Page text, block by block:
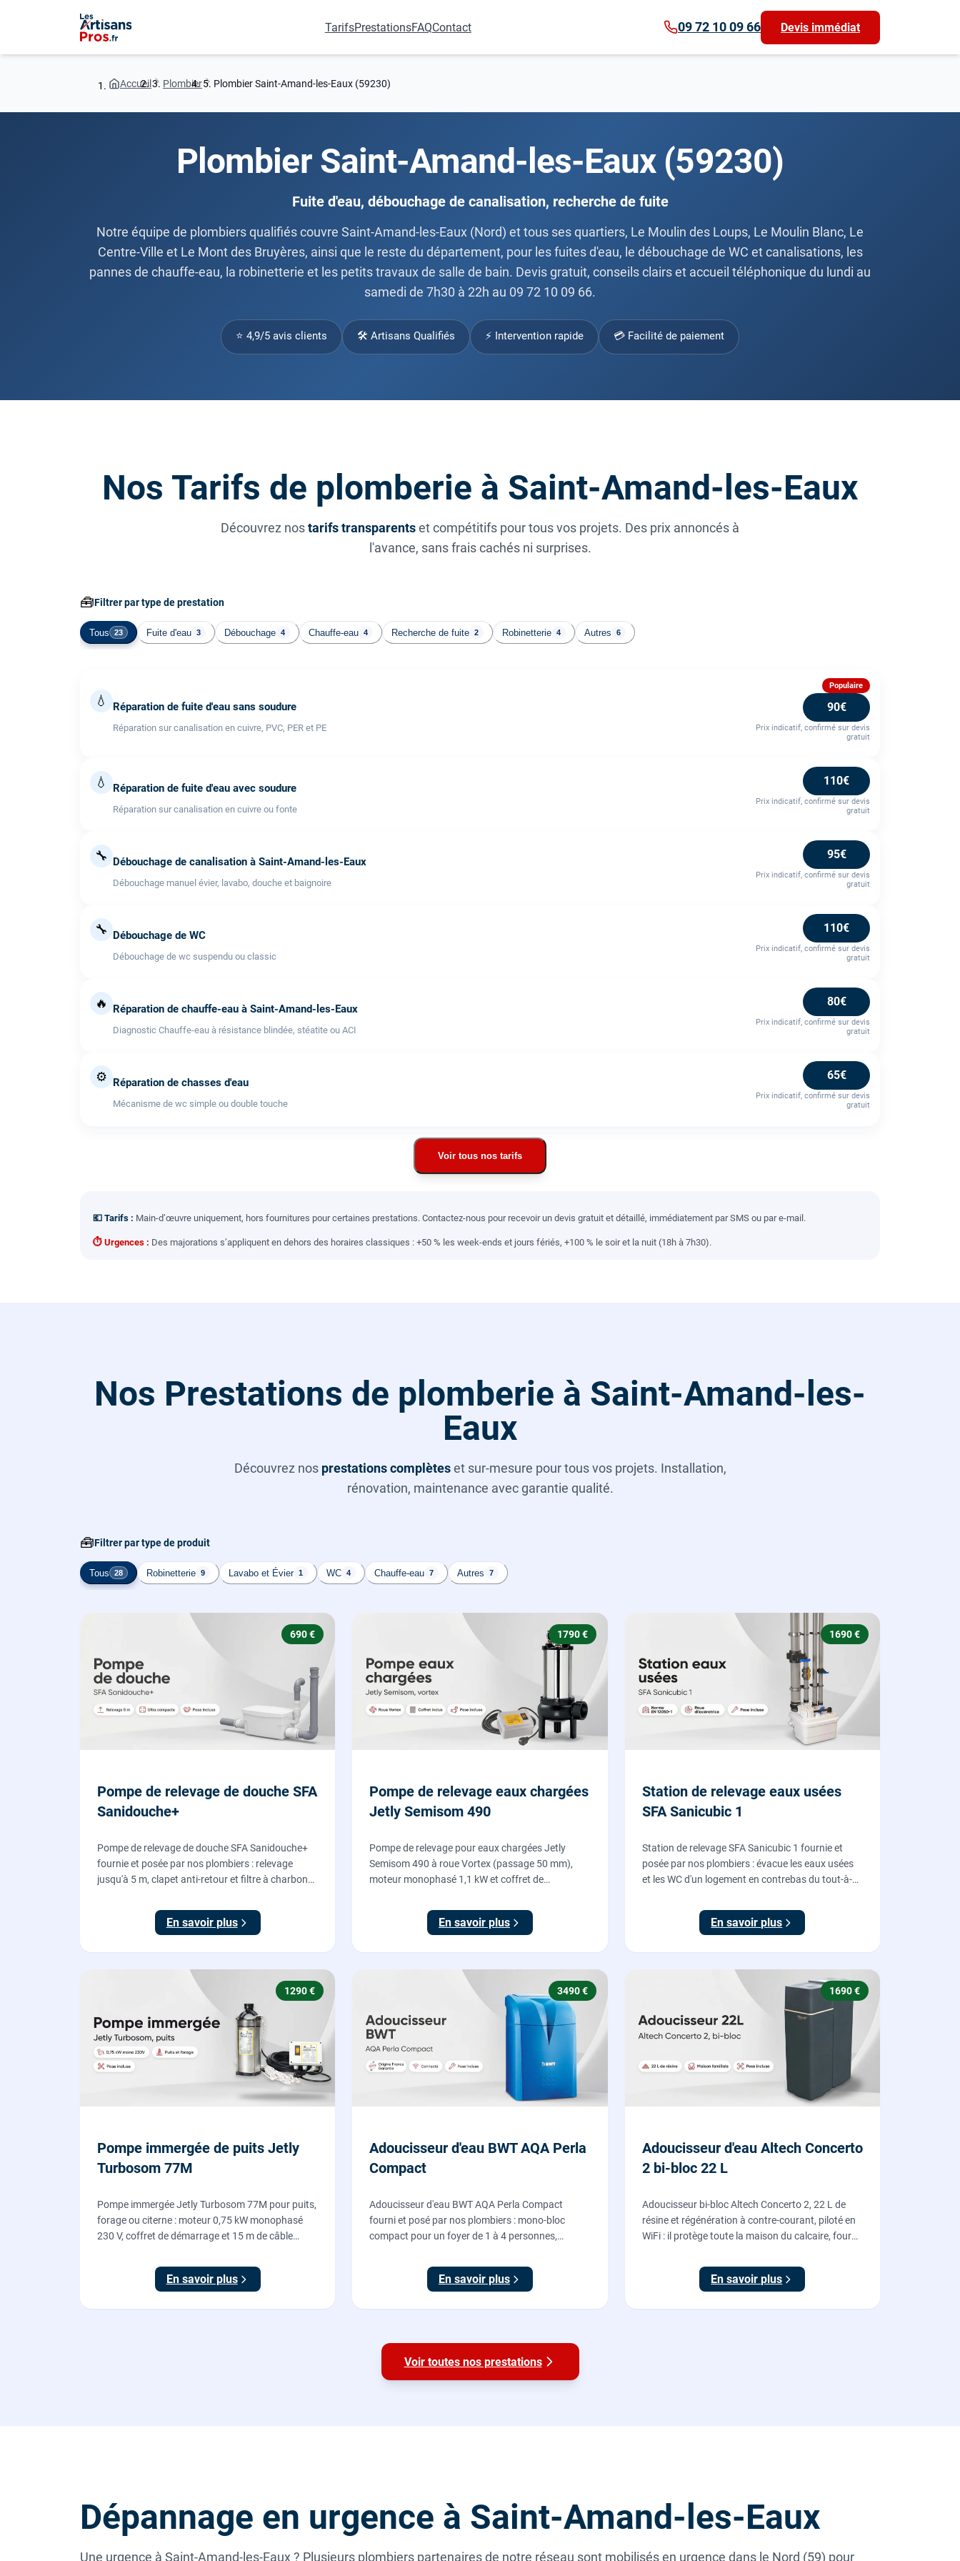
TarifsPrestationsFAQContact 09 72 10 09 66 Devis immédiat
Accueil Plombier Plombier Saint-Amand-les-Eaux (59230)
Plombier Saint-Amand-les-Eaux (59230)
Fuite d'eau, débouchage de canalisation, recherche de fuite
Notre équipe de plombiers qualifiés couvre Saint-Amand-les-Eaux (Nord) et tous ses quartiers, Le Moulin des Loups, Le Moulin Blanc, Le
Centre-Ville et Le Mont des Bruyères, ainsi que le reste du département, pour les fuites d'eau, le débouchage de WC et canalisations, les
pannes de chauffe-eau, la robinetterie et les petits travaux de salle de bain. Devis gratuit, conseils clairs et accueil téléphonique du lundi au
samedi de 7h30 à 22h au 09 72 10 09 66.
⭐ 4,9/5 avis clients 🛠 Artisans Qualifiés ⚡ Intervention rapide 💳 Facilité de paiement
Nos Tarifs de plomberie à Saint-Amand-les-Eaux
Découvrez nostarifs transparentset compétitifs pour tous vos projets. Des prix annoncés à
l'avance, sans frais cachés ni surprises.
🧰Filtrer par type de prestation
Tous 23 Fuite d'eau 3 Débouchage 4 Chauffe-eau 4 Recherche de fuite 2 Robinetterie 4 Autres 6
💧 Réparation de fuite d'eau sans soudure
Réparation sur canalisation en cuivre, PVC, PER et PE
Populaire
90€
Prix indicatif, confirmé sur devis
gratuit
💧 Réparation de fuite d'eau avec soudure
Réparation sur canalisation en cuivre ou fonte
110€
Prix indicatif, confirmé sur devis
gratuit
🔧 Débouchage de canalisation à Saint-Amand-les-Eaux
Débouchage manuel évier, lavabo, douche et baignoire
95€
Prix indicatif, confirmé sur devis
gratuit
🔧 Débouchage de WC
Débouchage de wc suspendu ou classic
110€
Prix indicatif, confirmé sur devis
gratuit
🔥 Réparation de chauffe-eau à Saint-Amand-les-Eaux
Diagnostic Chauffe-eau à résistance blindée, stéatite ou ACI
80€
Prix indicatif, confirmé sur devis
gratuit
⚙️ Réparation de chasses d'eau
Mécanisme de wc simple ou double touche
65€
Prix indicatif, confirmé sur devis
gratuit
Voir tous nos tarifs
💶 Tarifs : Main-d’œuvre uniquement, hors fournitures pour certaines prestations. Contactez-nous pour recevoir un devis gratuit et détaillé, immédiatement par SMS ou par e-mail.
⏱ Urgences : Des majorations s’appliquent en dehors des horaires classiques : +50 % les week-ends et jours fériés, +100 % le soir et la nuit (18h à 7h30).
Nos Prestations de plomberie à Saint-Amand-les-
Eaux
Découvrez nos prestations complèteset sur-mesure pour tous vos projets. Installation,
rénovation, maintenance avec garantie qualité.
🧰Filtrer par type de produit
Tous 28 Robinetterie 9 Lavabo et Évier 1 WC 4 Chauffe-eau 7 Autres 7
690 €
Pompe de relevage de douche SFA
Sanidouche+
Pompe de relevage de douche SFA Sanidouche+
fournie et posée par nos plombiers : relevage
jusqu'à 5 m, clapet anti-retour et filtre à charbon
sous le niveau d'évacuation.
En savoir plus
1790 €
Pompe de relevage eaux chargées
Jetly Semisom 490
Pompe de relevage pour eaux chargées Jetly
Semisom 490 à roue Vortex (passage 50 mm),
moteur monophasé 1,1 kW et coffret de
sous-sol vers l'égout, fournie et posée par nos
En savoir plus
1690 €
Station de relevage eaux usées
SFA Sanicubic 1
Station de relevage SFA Sanicubic 1 fournie et
posée par nos plombiers : évacue les eaux usées
et les WC d'un logement en contrebas du tout-à-
garantie 2 ans.
En savoir plus
1290 €
Pompe immergée de puits Jetly
Turbosom 77M
Pompe immergée Jetly Turbosom 77M pour puits,
forage ou citerne : moteur 0,75 kW monophasé
230 V, coffret de démarrage et 15 m de câble
maison, fournie et posée par nos plombiers.
En savoir plus
3490 €
Adoucisseur d'eau BWT AQA Perla
Compact
Adoucisseur d'eau BWT AQA Perla Compact
fourni et posé par nos plombiers : mono-bloc
compact pour un foyer de 1 à 4 personnes,
Origine France Garantie. Protégez toute la maison
En savoir plus
1690 €
Adoucisseur d'eau Altech Concerto
2 bi-bloc 22 L
Adoucisseur bi-bloc Altech Concerto 2, 22 L de
résine et régénération à contre-courant, piloté en
WiFi : il protège toute la maison du calcaire, fourni,
En savoir plus
Voir toutes nos prestations
Dépannage en urgence à Saint-Amand-les-Eaux
Une urgence à Saint-Amand-les-Eaux ? Plusieurs plombiers partenaires de notre réseau sont mobilisés en urgence dans le Nord (59) pour